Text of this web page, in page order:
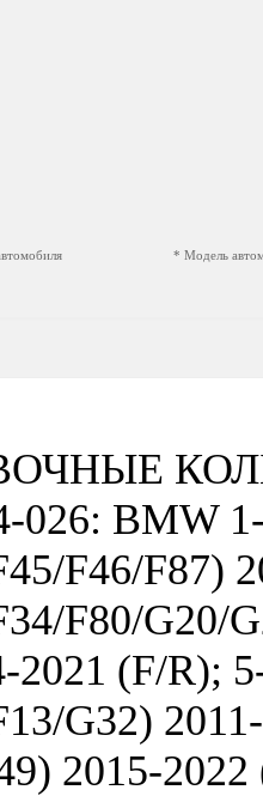
* Модель
026: BMW
F46/F87)
F80/G20/
2021 (F/R);
G32)
2015-